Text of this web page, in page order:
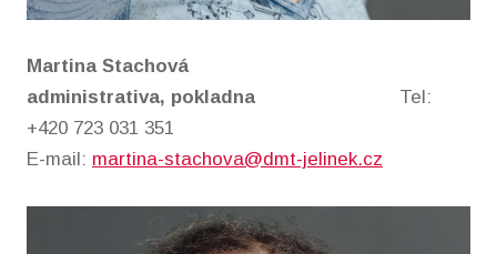
Martina Stachová
administrativa, pokladna Tel:
+420 723 031 351
E-mail: martina-stachova@dmt-jelinek.cz